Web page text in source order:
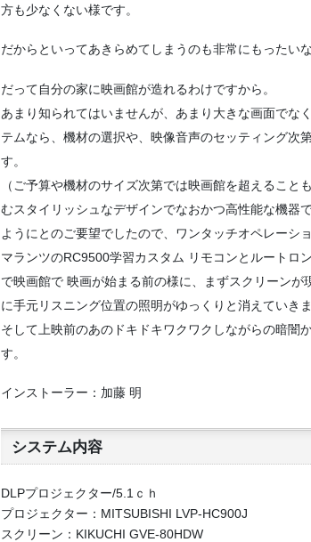
方も少なくない様です。
だからといってあきらめてしまうのも非常にもったいな
だって自分の家に映画館が造れるわけですから。
あまり知られてはいませんが、あまり大きな画面でな
テムなら、機材の選択や、映像音声のセッティング次
す。
（ご予算や機材のサイズ次第では映画館を超えるこ
むスタイリッシュなデザインでなおかつ高性能な機器
ようにとのご要望でしたので、ワンタッチオペレーシ
マランツのRC9500学習カスタム リモコンとルートロ
で映画館で 映画が始まる前の様に、まずスクリーン
に手元リスニング位置の照明がゆっくりと消えていきま
そして上映前のあのドキドキワクワクしながらの暗闇
す。
インストーラー：加藤 明
システム内容
DLPプロジェクター/5.1ｃｈ
プロジェクター：MITSUBISHI LVP-HC900J
スクリーン：KIKUCHI GVE-80HDW